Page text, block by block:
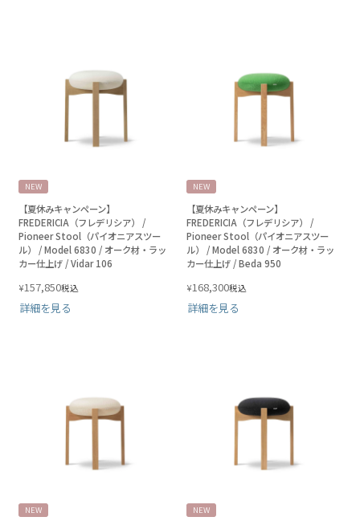
NEW
【夏休みキャンペーン】
FREDERICIA（フレデリシア） /
Pioneer Stool（パイオニアスツー
ル） / Model 6830 / オーク材・ラッ
カー仕上げ / Vidar 106
¥157,850税込
詳細を見る
NEW
【夏休みキャンペーン】
FREDERICIA（フレデリシア） /
Pioneer Stool（パイオニアスツー
ル） / Model 6830 / オーク材・ラッ
カー仕上げ / Beda 950
¥168,300税込
詳細を見る
NEW NEW